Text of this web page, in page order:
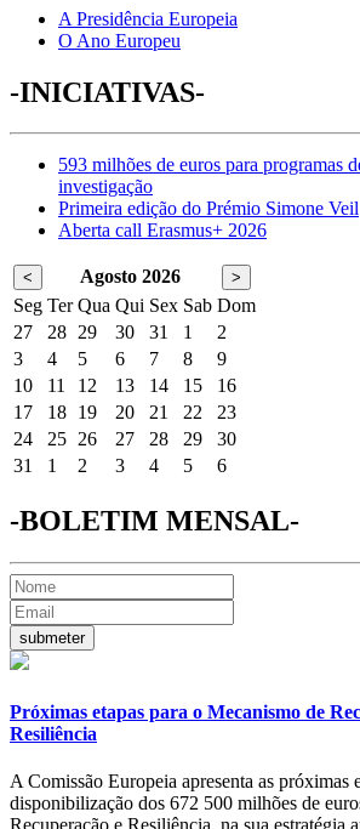
A Presidência Europeia
O Ano Europeu
-INICIATIVAS-
593 milhões de euros para programas
investigação
Primeira edição do Prémio Simone Veil
Aberta call Erasmus+ 2026
< Agosto 2026 >
Seg Ter Qua Qui Sex Sab Dom
27
28 29 30 31 1
2
3
4 5 6 7 8
9
10
11 12 13 14 15
16
17
18 19 20 21 22
23
24
25 26 27 28 29
30
31
1 2 3 4 5 6
-BOLETIM MENSAL-
Próximas etapas para o Mecanismo de
Resiliência
A Comissão Europeia apresenta as próximas
disponibilização dos 672 500 milhões de
Recuperação e Resiliência, na sua estratégia